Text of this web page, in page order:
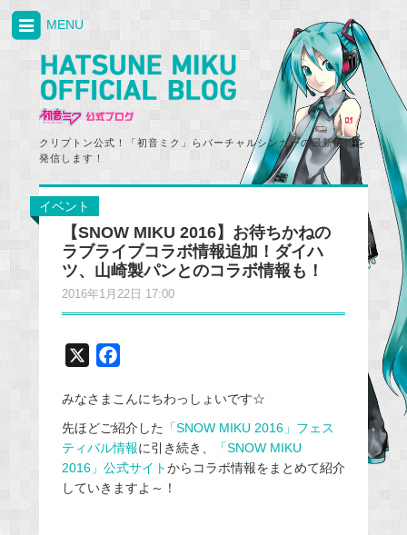
クリプトン公式！「初音ミク」らバーチャルシンガーの最新情報を
発信します！
MENU
イベント
【SNOW MIKU 2016】お待ちかねの
ラブライブコラボ情報追加！ダイハ
ツ、山崎製パンとのコラボ情報も！
2016年1月22日 17:00
c
e
b
o
o
みなさまこんにちわっしょいです☆
先ほどご紹介した 「SNOW MIKU 2016」フェス
ティバル情報に引き続き、
「SNOW MIKU
2016」公式サイトからコラボ情報をまとめて紹介
していきますよ～！